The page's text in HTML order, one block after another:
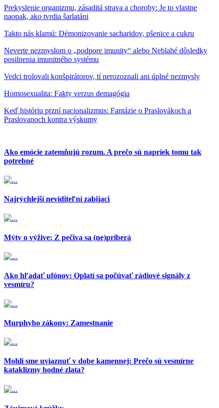
Prekyslenie organizmu, zásaditá strava a choroby: Je to vlastne
naopak, ako tvrdia šarlatáni
Takto nás klamú: Démonizovanie sacharidov, pšenice a cukru
Neverte nezmyslom o „podpore imunity“ alebo Neblahé dôsledky
posilnenia imunitného systému
Vedci trolovali konšpirátorov, tí nerozoznali ani úplné nezmysly
Homosexualita: Fakty verzus demagógia
Keď históriu przní nacionalizmus: Fantázie o Praslovákoch a
Praslovanoch kontra výskumy
Ako emócie zatemňujú rozum. A prečo sú napriek tomu tak
potrebné
Najrýchlejší neviditeľní zabijaci
Mýty o výžive: Z pečiva sa (ne)priberá
Ako hľadať ufónov: Oplatí sa počúvať rádiové signály z
vesmíru?
Murphyho zákony: Zamestnanie
Mohli sme uviaznuť v dobe kamennej: Prečo sú vesmírne
kataklizmy hodné zlata?